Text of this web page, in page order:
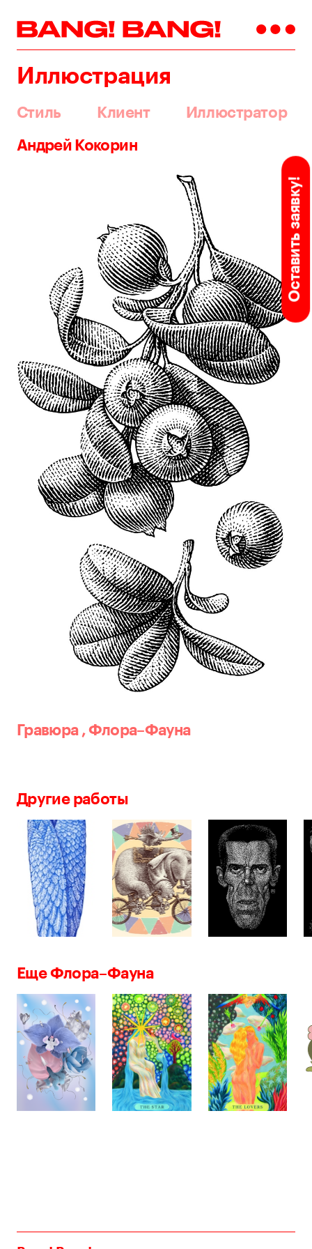
Иллюстрация
Стиль Клиент Иллюстратор
Оставить заявку!
Андрей Кокорин
Гравюра ,Флора–Фауна
Другие работы
Еще Флора–Фауна